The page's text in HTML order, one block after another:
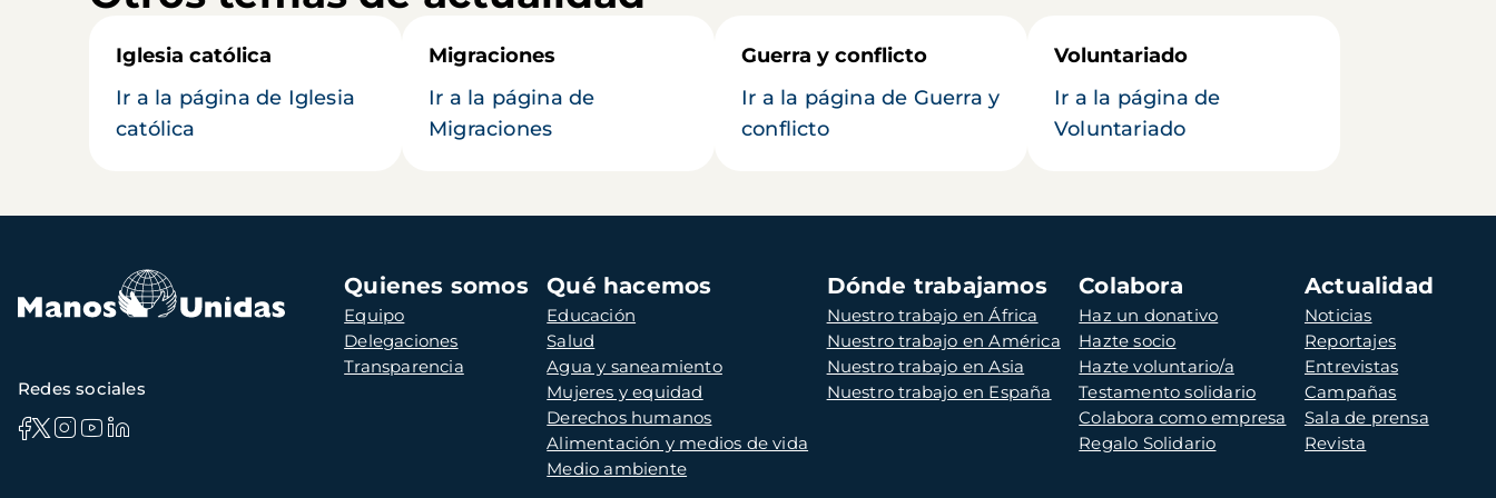
Iglesia católica
Ir a la página de Iglesia
católica
Migraciones
Ir a la página de
Migraciones
Guerra y conflicto
Ir a la página de Guerra y
conflicto
Voluntariado
Ir a la página de
Voluntariado
Navegación
principal
Quienes somos
Equipo
Delegaciones
Transparencia
Qué hacemos
Educación
Salud
Agua y saneamiento
Mujeres y equidad
Derechos humanos
Alimentación y medios de vida
Medio ambiente
Dónde trabajamos
Nuestro trabajo en África
Nuestro trabajo en América
Nuestro trabajo en Asia
Nuestro trabajo en España
Colabora
Haz un donativo
Hazte socio
Hazte voluntario/a
Testamento solidario
Colabora como empresa
Regalo Solidario
Actualidad
Noticias
Reportajes
Entrevistas
Campañas
Sala de prensa
Revista
Redes sociales